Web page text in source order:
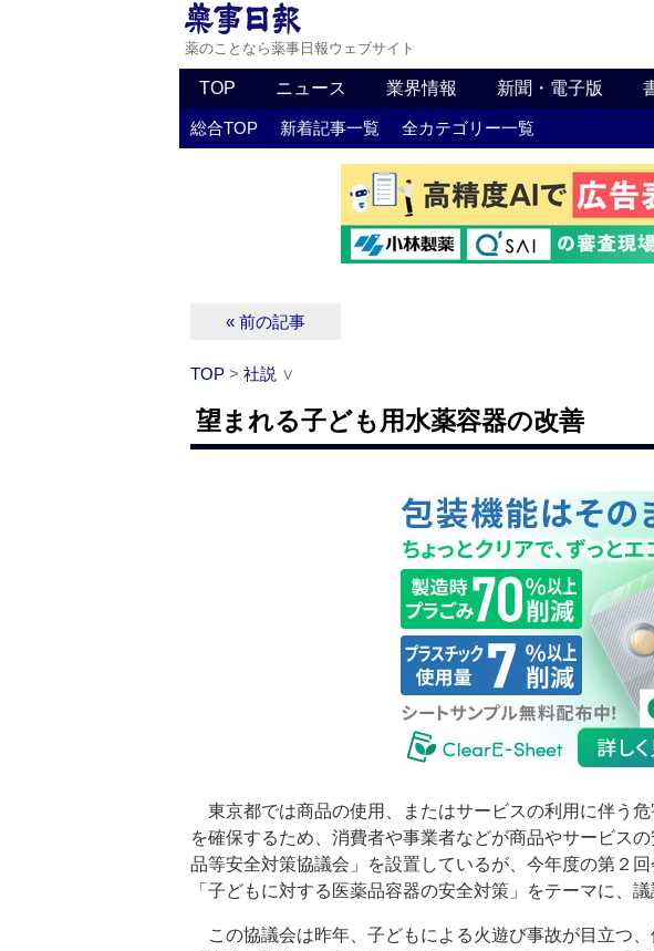
薬のことなら薬事日報ウェブサイト
TOP ニュース 業界情報 新聞・電子版
総合TOP 新着記事一覧 全カテゴリー一覧
« 前の記事
TOP > 社説 ∨
望まれる子ども用水薬容器の改善
東京都では商品の使用、またはサービスの利用に伴う
を確保するため、消費者や事業者などが商品やサービス
品等安全対策協議会」を設置しているが、今年度の第２
「子どもに対する医薬品容器の安全対策」をテーマに、議
この協議会は昨年、子どもによる火遊び事故が目立つ